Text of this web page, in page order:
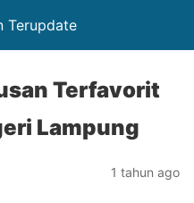
Terupdate
Terfavorit
Lampung
1 tahun ago